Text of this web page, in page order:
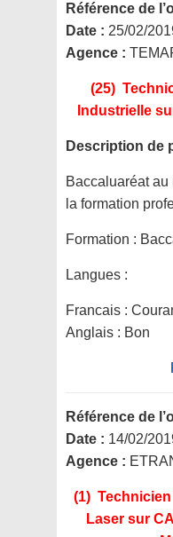
Référence de
Date : 25/02/
Agence :
(25)
Industrielle
Description de
Baccaluaréat
la formation
Formation :
Langues :
Francais :
Anglais : Bon
Référence de
Date : 14/02/
Agence :
(1)
Laser sur